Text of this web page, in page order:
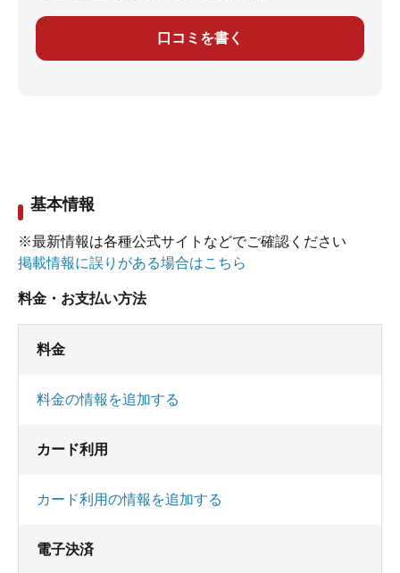
口コミを書く
基本情報
※最新情報は各種公式サイトなどでご確認ください
掲載情報に誤りがある場合はこちら
料金・お支払い方法
料金
料金の情報を追加する
カード利用
カード利用の情報を追加する
電子決済